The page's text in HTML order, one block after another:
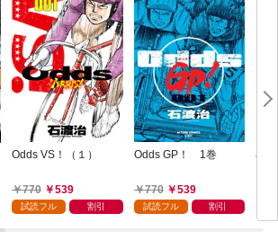
Odds VS！（１）
770 539
試読フル 割引
Odds GP！ 1巻
770 539
試読フル 割引
石